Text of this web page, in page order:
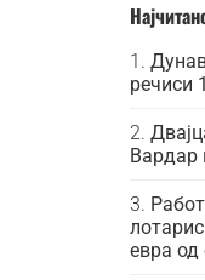
речиси
Вардар
евра од